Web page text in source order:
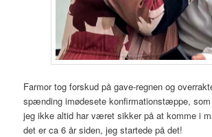
Farmor tog forskud på gave-regnen og
spænding imødesete konfirmationstæppe, som
jeg ikke altid har været sikker på at komme i
det er ca 6 år siden, jeg startede på det!